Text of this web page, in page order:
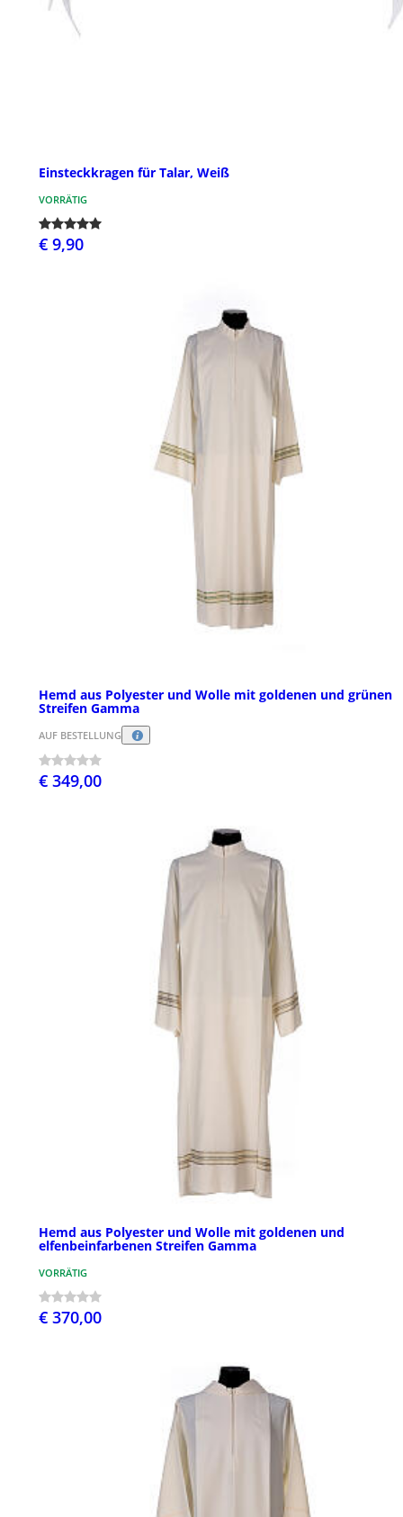
Einsteckkragen für Talar, Weiß
VORRÄTIG
€ 9,90
Hemd aus Polyester und Wolle mit goldenen und grünen
Streifen Gamma
AUF BESTELLUNG
€ 349,00
Hemd aus Polyester und Wolle mit goldenen und
elfenbeinfarbenen Streifen Gamma
VORRÄTIG
€ 370,00